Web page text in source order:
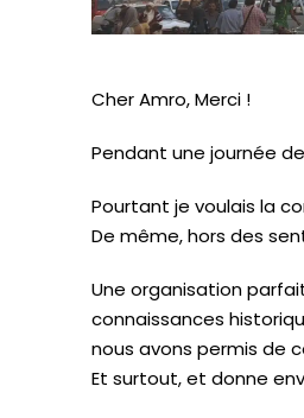
Cher Amro, Merci !
Pendant une journée
Pourtant je voulais la
De même, hors des
Une organisation
connaissances
nous avons permis de
Et surtout, et donne